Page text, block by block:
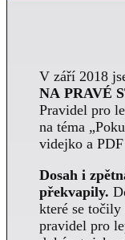
V září 2018
NA PRAVÉ
Pravidel pro
na téma
videjko a
Dosah i
překvapily.
které se točily
pravidel pro